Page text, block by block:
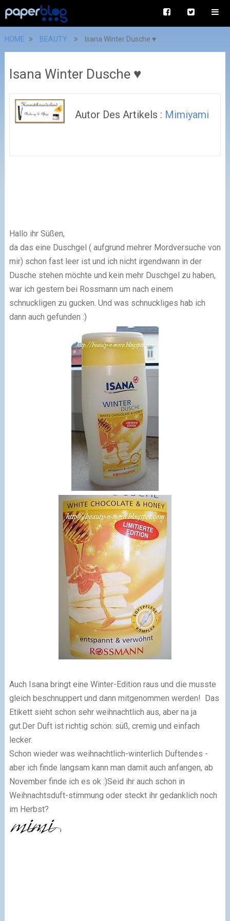
HOME BEAUTY Isana Winter Dusche ♥
Isana Winter Dusche ♥
Autor Des Artikels : Mimiyami
Hallo ihr Süßen,
da das eine Duschgel ( aufgrund mehrer Mordversuche von
mir) schon fast leer ist und ich nicht irgendwann in der
Dusche stehen möchte und kein mehr Duschgel zu haben,
war ich gestern bei Rossmann um nach einem
schnuckligen zu gucken. Und was schnuckliges hab ich
dann auch gefunden :)
Auch Isana bringt eine Winter-Edition raus und die musste
gleich beschnuppert und dann mitgenommen werden! Das
Etikett sieht schon sehr weihnachtlich aus, aber na ja
gut.Der Duft ist richtig schön: süß, cremig und einfach
lecker.
Schon wieder was weihnachtlich-winterlich Duftendes -
aber ich finde langsam kann man damit auch anfangen, ab
November finde ich es ok :)Seid ihr auch schon in
Weihnachtsduft-stimmung oder steckt ihr gedanklich noch
im Herbst?